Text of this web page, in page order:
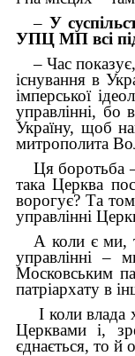
– У
УПЦ МП всі
– Час
існування в
імперської
управлінні, бо
Україну, щоб
митрополита
Ця боротьба
така Церква
ворогує? Та
управлінні
А коли є ми,
управлінні –
Московським
патріархату в
І коли
Церквами і,
єднається, то й